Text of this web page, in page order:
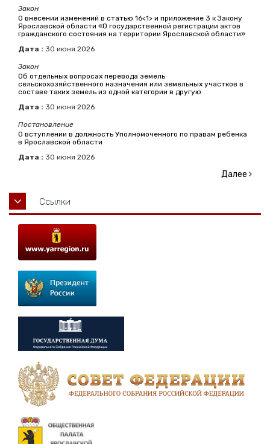
Закон
О внесении изменений в статью 16<1> и приложение 3 к Закону
Ярославской области «О государственной регистрации актов
гражданского состояния на территории Ярославской области»
Дата : 30 июня 2026
Закон
Об отдельных вопросах перевода земель
сельскохозяйственного назначения или земельных участков в
составе таких земель из одной категории в другую
Дата : 30 июня 2026
Постановление
О вступлении в должность Уполномоченного по правам ребенка
в Ярославской области
Дата : 30 июня 2026
Далее
Ссылки